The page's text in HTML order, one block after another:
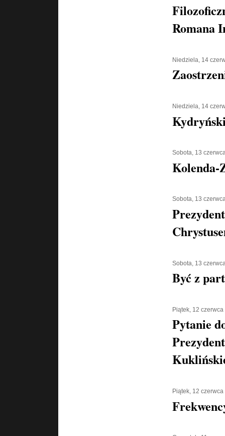
Romana
Niedziela, 14
Niedziela, 14
Sobota, 13
Kolenda-
Sobota, 13
Sobota, 13
Być z
Piątek, 12
Pytanie
Piątek, 12